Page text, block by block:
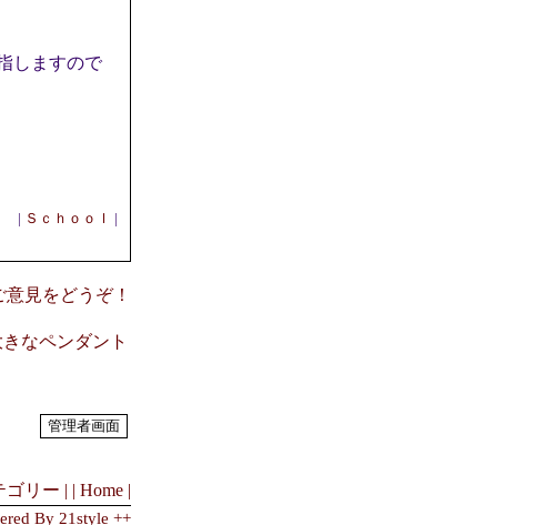
しますので
| Ｓｃｈｏｏｌ |
見をどうぞ！
なペンダント
ゴリー | | Home |
By 21style ++